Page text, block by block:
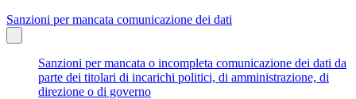
Sanzioni per mancata comunicazione dei dati
Sanzioni per mancata o incompleta comunicazione dei dati da
parte dei titolari di incarichi politici, di amministrazione, di
direzione o di governo